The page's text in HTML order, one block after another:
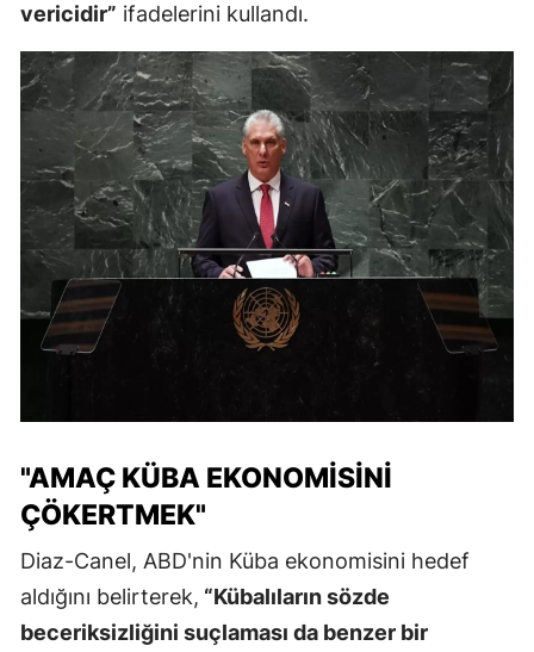
vericidir” ifadelerini kullandı.
"AMAÇ KÜBA EKONOMISINI
ÇÖKERTMEK"
Diaz-Canel, ABD'nin Küba ekonomisini hedef
aldığını belirterek, “Kübalıların sözde
beceriksizliğini suçlaması da benzer bir